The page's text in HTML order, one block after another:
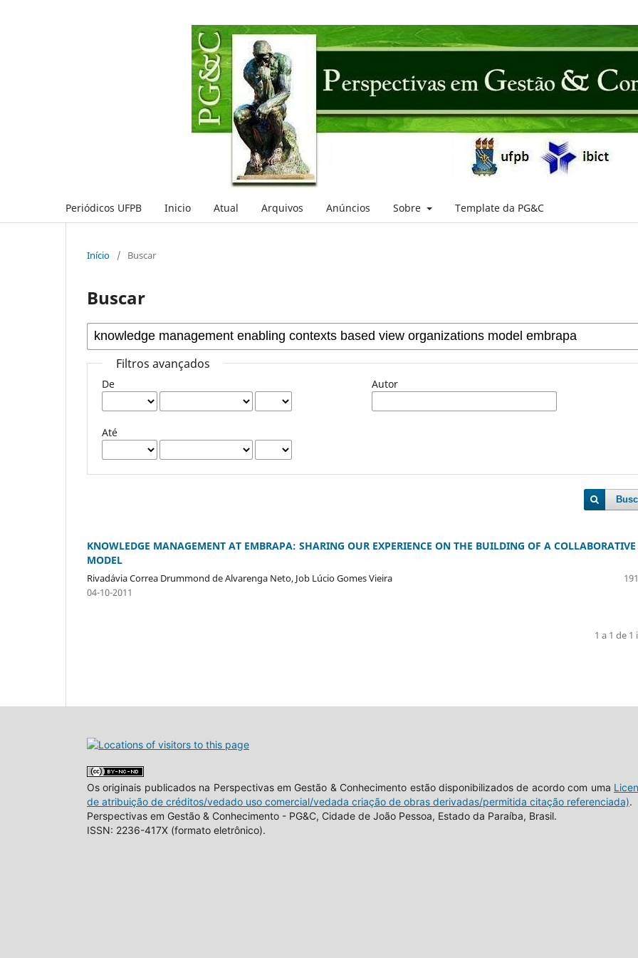
Periódicos UFPB Inicio Atual Arquivos Anúncios Sobre Template da PG&C
Início / Buscar
Buscar
Filtros avançados
De
Até
Autor
KNOWLEDGE MANAGEMENT AT EMBRAPA: SHARING OUR EXPERIENCE ON THE BUILDING OF A COLLABORATIVE
MODEL
Rivadávia Correa Drummond de Alvarenga Neto, Job Lúcio Gomes Vieira
04-10-2011
1 a 1 de 1
Os originais publicados na Perspectivas em Gestão & Conhecimento estão disponibilizados de acordo com uma
de atribuição de créditos/vedado uso comercial/vedada criação de obras derivadas/permitida citação referenciada).
Perspectivas em Gestão & Conhecimento - PG&C, Cidade de João Pessoa, Estado da Paraíba, Brasil.
ISSN: 2236-417X (formato eletrônico).